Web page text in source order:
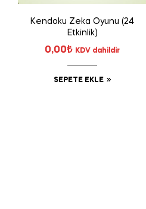
Kendoku Zeka Oyunu (24
Etkinlik)
0,00₺ KDV dahildir
SEPETE EKLE